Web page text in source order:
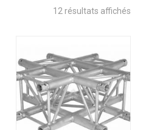
12 résultats affichés